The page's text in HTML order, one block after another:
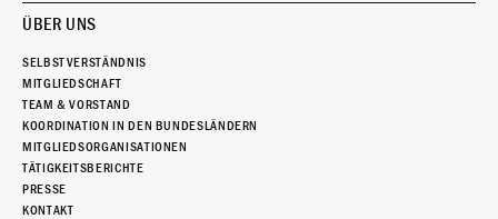
ÜBER UNS
SELBSTVERSTÄNDNIS
MITGLIEDSCHAFT
TEAM & VORSTAND
KOORDINATION IN DEN BUNDESLÄNDERN
MITGLIEDSORGANISATIONEN
TÄTIGKEITSBERICHTE
PRESSE
KONTAKT